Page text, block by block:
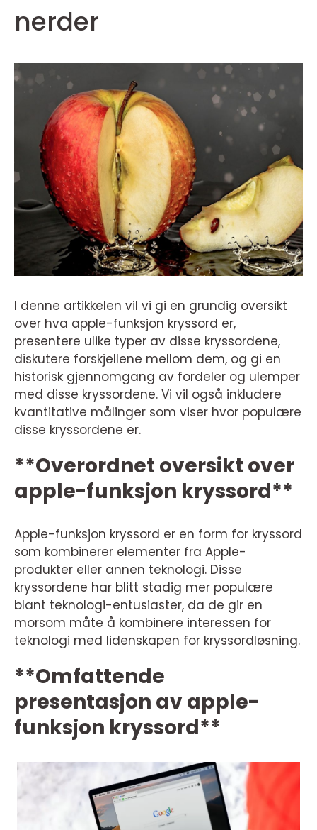
nerder
I denne artikkelen vil vi gi en grundig oversikt
over hva apple-funksjon kryssord er,
presentere ulike typer av disse kryssordene,
diskutere forskjellene mellom dem, og gi en
historisk gjennomgang av fordeler og ulemper
med disse kryssordene. Vi vil også inkludere
kvantitative målinger som viser hvor populære
disse kryssordene er.
**Overordnet oversikt over
apple-funksjon kryssord**
Apple-funksjon kryssord er en form for kryssord
som kombinerer elementer fra Apple-
produkter eller annen teknologi. Disse
kryssordene har blitt stadig mer populære
blant teknologi-entusiaster, da de gir en
morsom måte å kombinere interessen for
teknologi med lidenskapen for kryssordløsning.
**Omfattende
presentasjon av apple-
funksjon kryssord**